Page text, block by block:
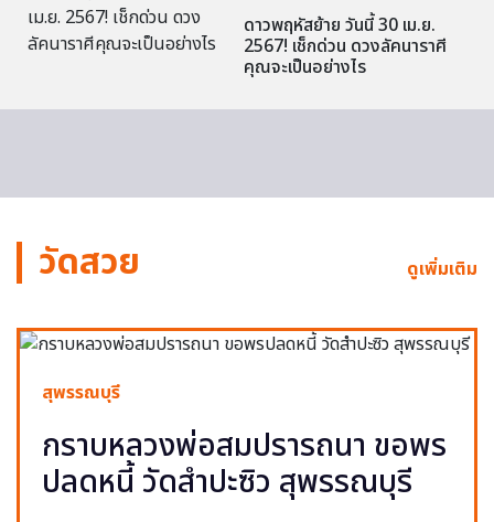
ดาวพฤหัสย้าย วันนี้ 30 เม.ย.
2567! เช็กด่วน ดวงลัคนาราศี
คุณจะเป็นอย่างไร
วัดสวย ดูเพิ่มเติม
สุพรรณบุรี
กราบหลวงพ่อสมปรารถนา ขอพร
ปลดหนี้ วัดสำปะซิว สุพรรณบุรี